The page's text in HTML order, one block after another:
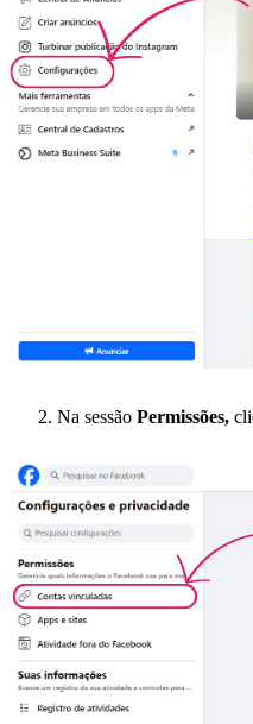
Na sessão Permissões,